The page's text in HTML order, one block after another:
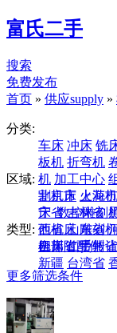
富氏二手
搜索
免费发布
首页 » 供应supply »
分类:
车床 冲床 铣
板机 折弯机
机 加工中心
割机床 火花机
床 数控雕刻
他机床 雕刻
机床附配件
区域:
北京市 上海市
宁省 吉林省
西省 山东省
四川省 贵州省
新疆 台湾省
类型:
全部 二手转让
更多筛选条件